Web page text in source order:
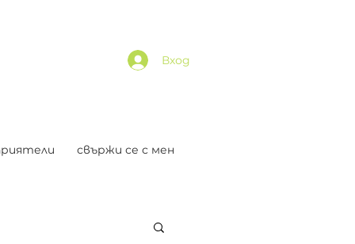
Вход
свържи се с мен